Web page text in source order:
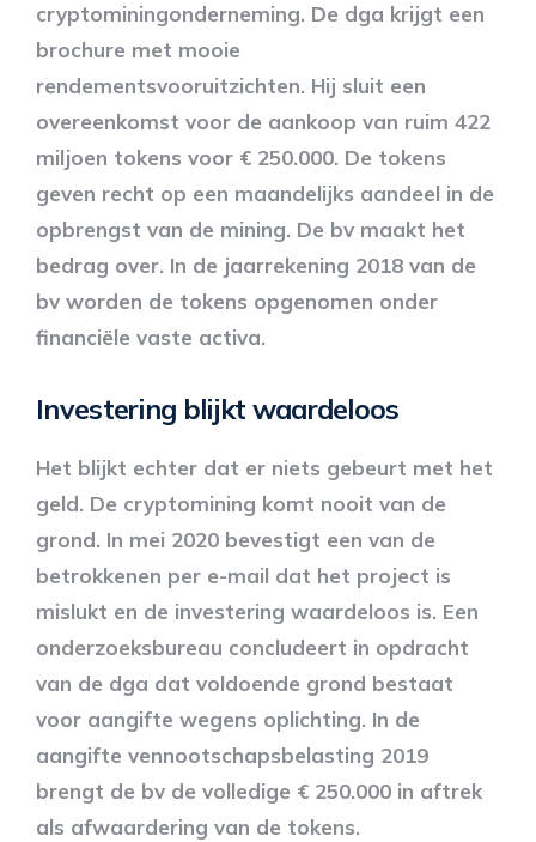
cryptominingonderneming. De dga krijgt een
brochure met mooie
rendementsvooruitzichten. Hij sluit een
overeenkomst voor de aankoop van ruim 422
miljoen tokens voor € 250.000. De tokens
geven recht op een maandelijks aandeel in de
opbrengst van de mining. De bv maakt het
bedrag over. In de jaarrekening 2018 van de
bv worden de tokens opgenomen onder
financiële vaste activa.
Investering blijkt waardeloos
Het blijkt echter dat er niets gebeurt met het
geld. De cryptomining komt nooit van de
grond. In mei 2020 bevestigt een van de
betrokkenen per e-mail dat het project is
mislukt en de investering waardeloos is. Een
onderzoeksbureau concludeert in opdracht
van de dga dat voldoende grond bestaat
voor aangifte wegens oplichting. In de
aangifte vennootschapsbelasting 2019
brengt de bv de volledige € 250.000 in aftrek
als afwaardering van de tokens.